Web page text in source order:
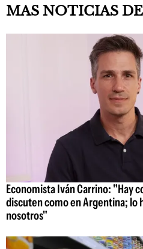
MAS NOTICIAS
Economista Iván Carrino: "Hay
discuten como en Argentina; lo
nosotros"